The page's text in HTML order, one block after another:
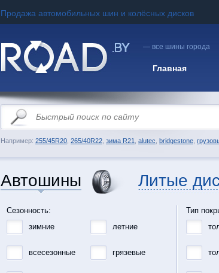
Продажа автомобильных шин и колёсных дисков
— все шины города
Главная
Например: 255/45R20 265/40R22 зима R21 alutec bridgestone
Автошины Литые
Сезонность:
зимние
летние
всесезонные грязевые
Тип